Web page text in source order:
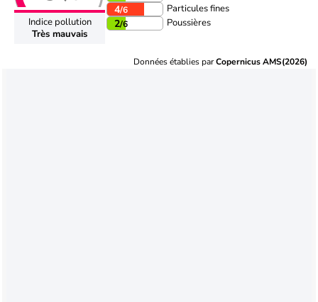
Indice pollution
Très mauvais
4/6 Particules fines
2/6 Poussières
Données établies parCopernicus AMS(2026)